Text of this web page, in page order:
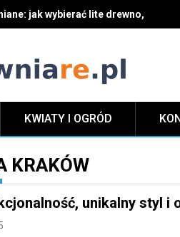
jak wybierać lite drewno,
KWIATY I OGRÓD
KRAKÓW
unikalny styl